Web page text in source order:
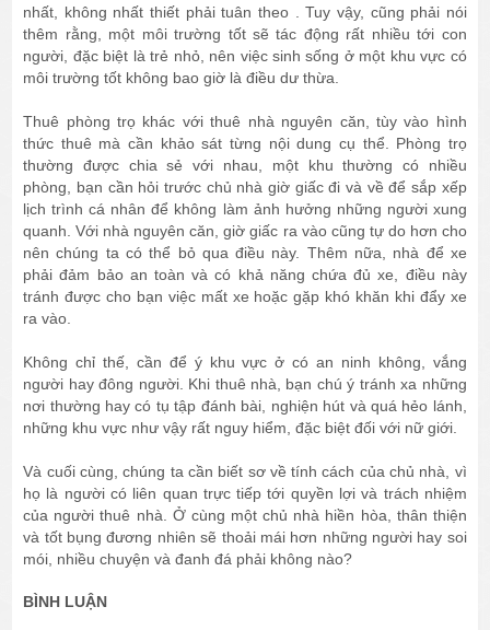
nhất, không nhất thiết phải tuân theo . Tuy vậy, cũng phải nói
thêm rằng, một môi trường tốt sẽ tác động rất nhiều tới con
người, đặc biệt là trẻ nhỏ, nên việc sinh sống ở một khu vực có
môi trường tốt không bao giờ là điều dư thừa.
Thuê phòng trọ khác với thuê nhà nguyên căn, tùy vào hình
thức thuê mà cần khảo sát từng nội dung cụ thể. Phòng trọ
thường được chia sẻ với nhau, một khu thường có nhiều
phòng, bạn cần hỏi trước chủ nhà giờ giấc đi và về để sắp xếp
lịch trình cá nhân để không làm ảnh hưởng những người xung
quanh. Với nhà nguyên căn, giờ giấc ra vào cũng tự do hơn cho
nên chúng ta có thể bỏ qua điều này. Thêm nữa, nhà để xe
phải đảm bảo an toàn và có khả năng chứa đủ xe, điều này
tránh được cho bạn việc mất xe hoặc gặp khó khăn khi đẩy xe
ra vào.
Không chỉ thế, cần để ý khu vực ở có an ninh không, vắng
người hay đông người. Khi thuê nhà, bạn chú ý tránh xa những
nơi thường hay có tụ tập đánh bài, nghiện hút và quá hẻo lánh,
những khu vực như vậy rất nguy hiểm, đặc biệt đối với nữ giới.
Và cuối cùng, chúng ta cần biết sơ về tính cách của chủ nhà, vì
họ là người có liên quan trực tiếp tới quyền lợi và trách nhiệm
của người thuê nhà. Ở cùng một chủ nhà hiền hòa, thân thiện
và tốt bụng đương nhiên sẽ thoải mái hơn những người hay soi
mói, nhiều chuyện và đanh đá phải không nào?
BÌNH LUẬN